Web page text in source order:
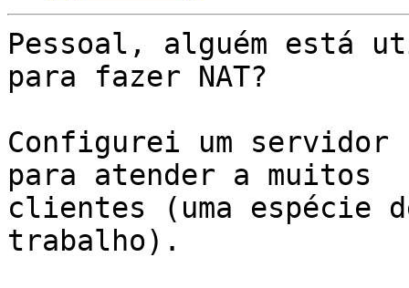
Pessoal, alguém está
para fazer NAT?
Configurei um
para atender a muitos
clientes (uma espécie
trabalho).